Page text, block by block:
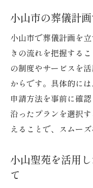
公営斎場を活用
公営斎場で
葬儀費用を
公営斎場予
小山市火
公営斎場で
立秋前後の
小山市で火葬場
小山市火葬
目
小山市の葬儀計
小山市で葬儀計画を
きの流れを把握する
の制度やサービスを
からです。具体的に
申請方法を事前に確
沿ったプランを選択
えることで、スムー
小山聖苑を活用
て